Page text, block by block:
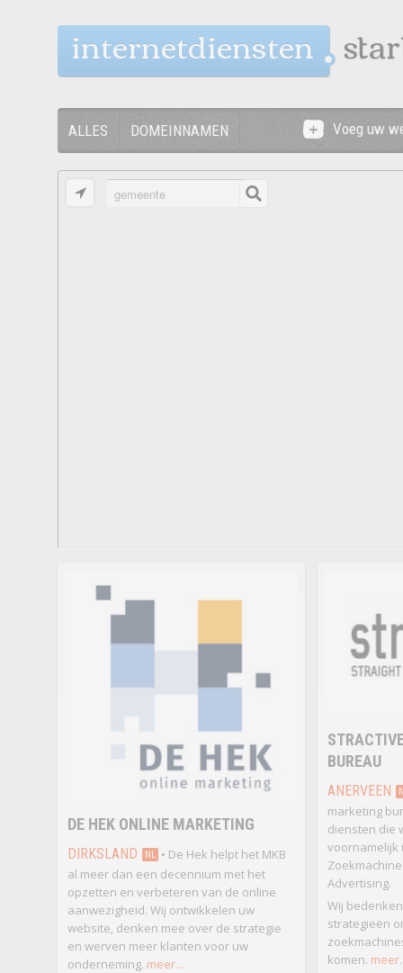
internetdiensten
Voeg uw
ONLINE MARKETING
ALLES DOMEINNAMEN
DE HEK ONLINE MARKETING
DIRKSLAND NL • De Hek helpt het MKB
al meer dan een decennium met het
opzetten en verbeteren van de online
aanwezigheid. Wij ontwikkelen uw
website, denken mee over de strategie
en werven meer klanten voor uw
onderneming. meer...
BUREAU
ANERVEEN
marketing
diensten die
voornamelijk
Advertising.
Wij
strategieën
komen.